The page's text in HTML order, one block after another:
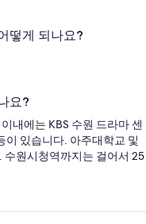
떻게 되나요?
요?
내에는 KBS 수원 드라마 센
이 있습니다. 아주대학교 및
수원시청역까지는 걸어서 25